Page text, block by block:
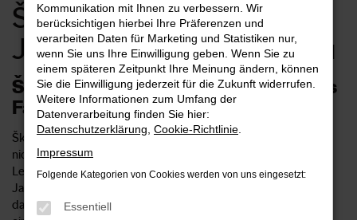
Škoda Kamiq
Jahreswagen für Zwickau
Škoda Kamiq Jahreswagen – ideales
Fahrzeug für Zwickau
Škoda Kamiq Jahreswagen sind keine Neuwagen aber auch
nicht so richtig Gebrauchtwagen. Formell trifft natürlich
Letzeres ins Schwarze, doch wurden die Škoda Kamiq
Jahreswagen lediglich für maximal ein Jahr genutzt und sind
daher meist noch neuwertig. Preislich macht es allerdings
Kommunikation mit Ihnen zu verbessern. Wir
berücksichtigen hierbei Ihre Präferenzen und
verarbeiten Daten für Marketing und Statistiken nur,
wenn Sie uns Ihre Einwilligung geben. Wenn Sie zu
einem späteren Zeitpunkt Ihre Meinung ändern, können
Sie die Einwilligung jederzeit für die Zukunft widerrufen.
Weitere Informationen zum Umfang der
Datenverarbeitung finden Sie hier:
Datenschutzerklärung Cookie-Richtlinie
Impressum
Folgende Kategorien von Cookies werden von uns eingesetzt:
Essentiell